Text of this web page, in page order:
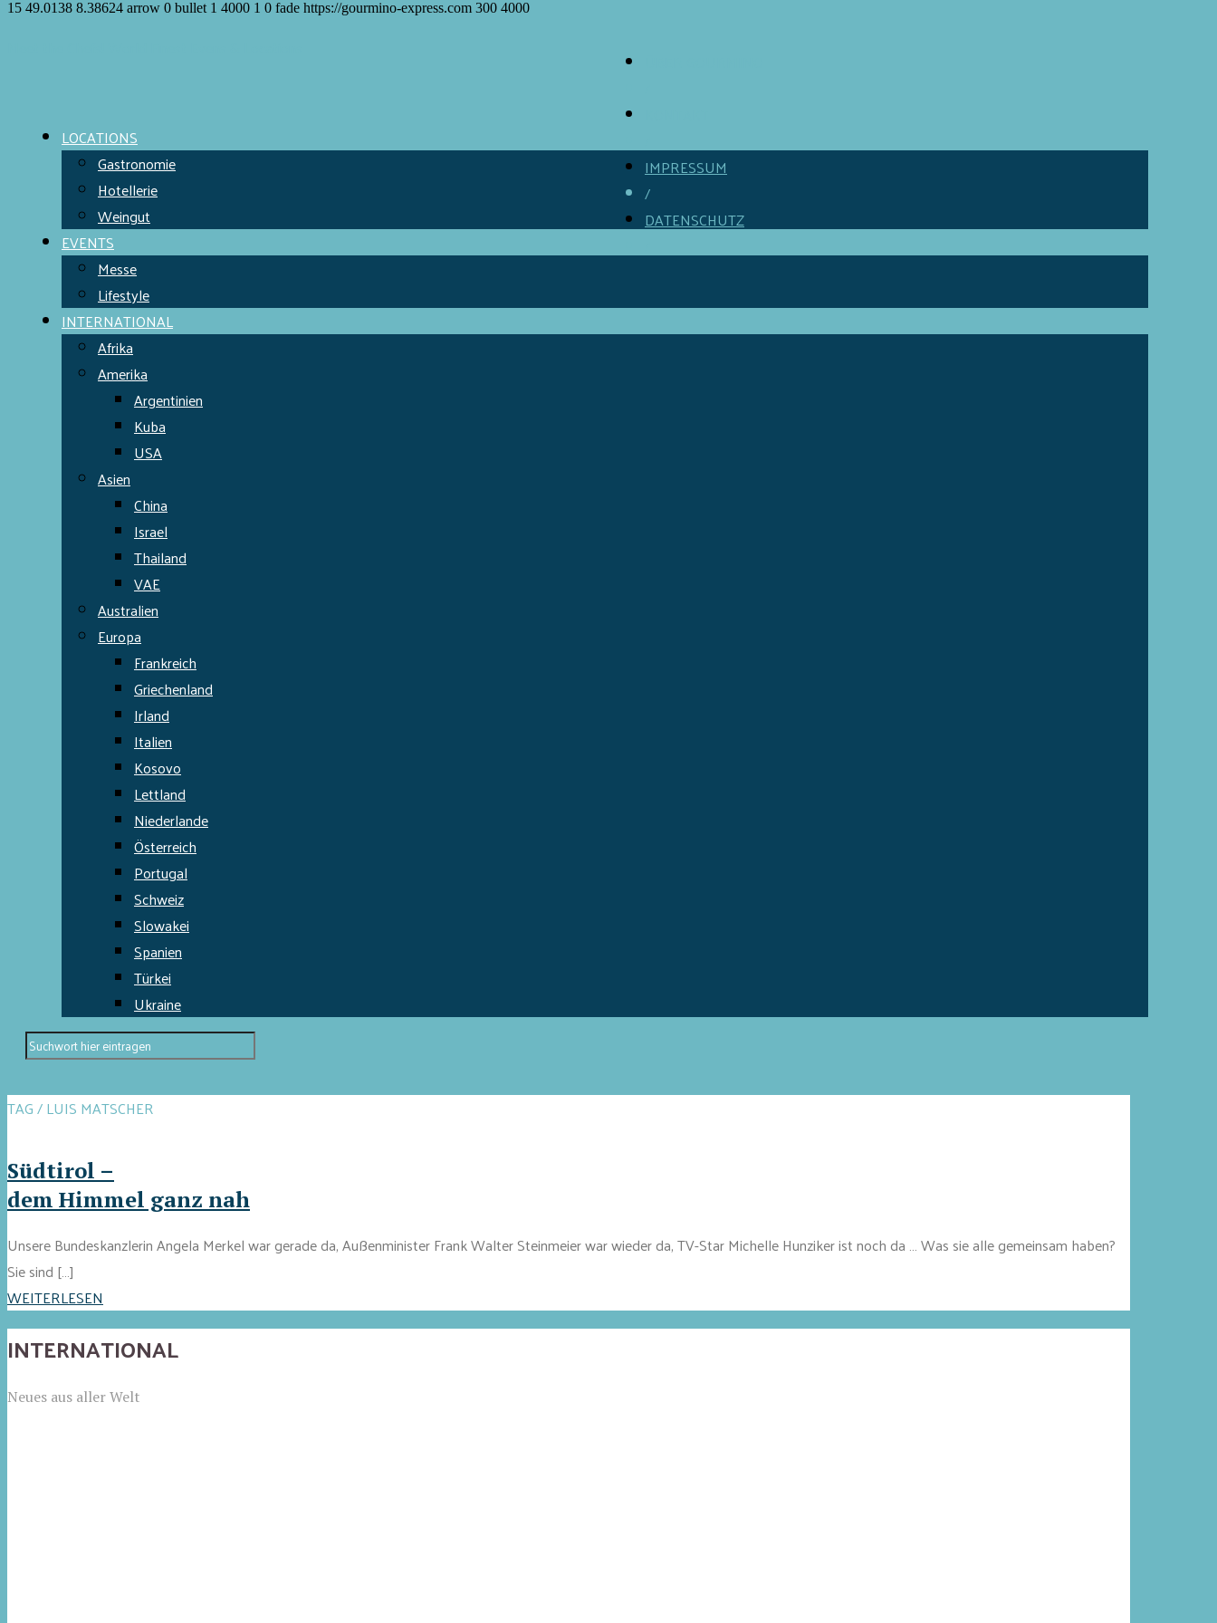
15 49.0138 8.38624 arrow 0 bullet 1 4000 1 0 fade https://gourmino-express.com 300 4000
IMPRESSUM
/
DATENSCHUTZ
LOCATIONS
Gastronomie
Hotellerie
Weingut
EVENTS
Messe
Lifestyle
INTERNATIONAL
Afrika
Amerika
Argentinien
Kuba
USA
Asien
China
Israel
Thailand
VAE
Australien
Europa
Frankreich
Griechenland
Irland
Italien
Kosovo
Lettland
Niederlande
Österreich
Portugal
Schweiz
Slowakei
Spanien
Türkei
Ukraine
TAG / LUIS MATSCHER
Südtirol –
dem Himmel ganz nah
Unsere Bundeskanzlerin Angela Merkel war gerade da, Außenminister Frank Walter Steinmeier war wieder da, TV-Star Michelle Hunziker ist noch da … Was sie alle gemeinsam haben?
Sie sind […]
WEITERLESEN
INTERNATIONAL
Neues aus aller Welt